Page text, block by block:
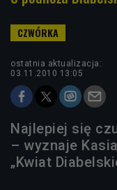
ostatnia aktualizacja:
03.11.2010 13:05
Najlepiej się
– wyznaje
„Kwiat